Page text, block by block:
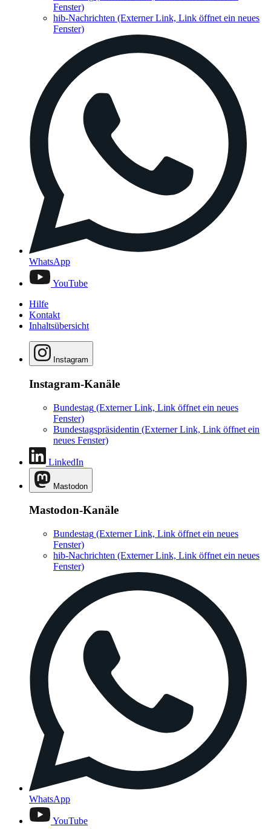
Fenster)
hib-Nachrichten (Externer Link, Link öffnet ein neues
Fenster)
WhatsApp
YouTube
Hilfe
Kontakt
Inhaltsübersicht
Instagram
Instagram-Kanäle
Bundestag (Externer Link, Link öffnet ein neues
Fenster)
Bundestagspräsidentin (Externer Link, Link öffnet ein
neues Fenster)
LinkedIn
Mastodon
Mastodon-Kanäle
Bundestag (Externer Link, Link öffnet ein neues
Fenster)
hib-Nachrichten (Externer Link, Link öffnet ein neues
Fenster)
WhatsApp
YouTube